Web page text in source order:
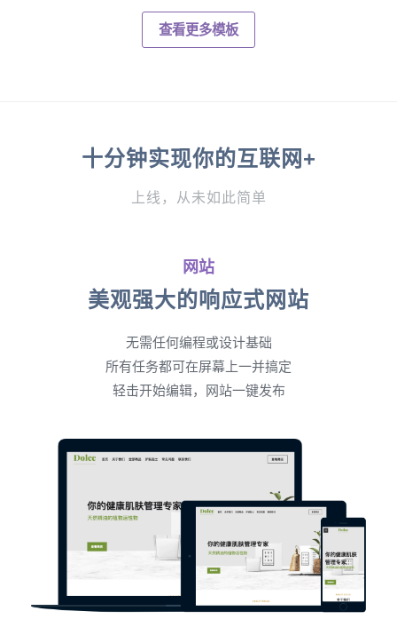
查看更多模板
十分钟实现你的互联网+
上线，从未如此简单
网站
美观强大的响应式网站
无需任何编程或设计基础
所有任务都可在屏幕上一并搞定
轻击开始编辑，网站一键发布